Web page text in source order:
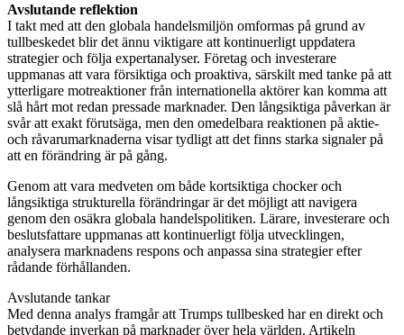
Avslutande reflektion
I takt med att den globala handelsmiljön omformas på grund av
tullbeskedet blir det ännu viktigare att kontinuerligt uppdatera
strategier och följa expertanalyser. Företag och investerare
uppmanas att vara försiktiga och proaktiva, särskilt med tanke på att
ytterligare motreaktioner från internationella aktörer kan komma att
slå hårt mot redan pressade marknader. Den långsiktiga påverkan är
svår att exakt förutsäga, men den omedelbara reaktionen på aktie-
och råvarumarknaderna visar tydligt att det finns starka signaler på
att en förändring är på gång.
Genom att vara medveten om både kortsiktiga chocker och
långsiktiga strukturella förändringar är det möjligt att navigera
genom den osäkra globala handelspolitiken. Lärare, investerare och
beslutsfattare uppmanas att kontinuerligt följa utvecklingen,
analysera marknadens respons och anpassa sina strategier efter
rådande förhållanden.
Avslutande tankar
Med denna analys framgår att Trumps tullbesked har en direkt och
betydande inverkan på marknader över hela världen. Artikeln